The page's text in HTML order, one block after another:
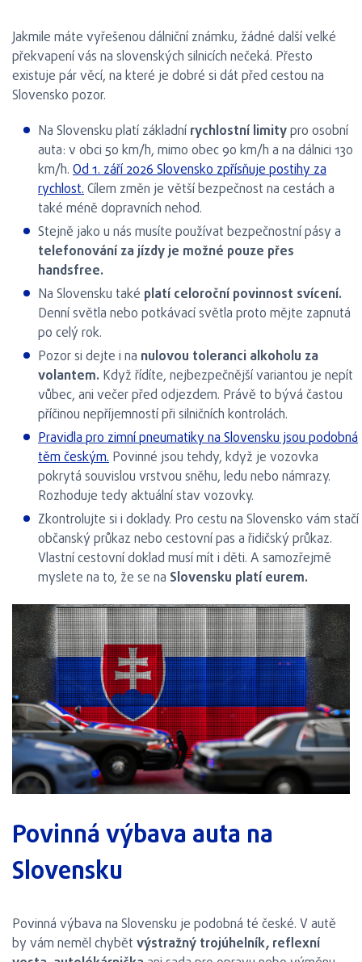
Jakmile máte vyřešenou dálniční známku, žádné další velké
překvapení vás na slovenských silnicích nečeká. Přesto
existuje pár věcí, na které je dobré si dát před cestou na
Slovensko pozor.
Na Slovensku platí základní rychlostní limitypro osobní
auta: v obci 50 km/h, mimo obec 90 km/h a na dálnici 130
km/h. Od 1. září 2026 Slovensko zpřísňuje postihy za
rychlost.Cílem změn je větší bezpečnost na cestách a
také méně dopravních nehod.
Stejně jako u nás musíte používat bezpečnostní pásy a
telefonování za jízdy je možné pouze přes
handsfree.
Na Slovensku také platí celoroční povinnost svícení.
Denní světla nebo potkávací světla proto mějte zapnutá
po celý rok.
Pozor si dejte i na nulovou toleranci alkoholu za
volantem. Když řídíte, nejbezpečnější variantou je nepít
vůbec, ani večer před odjezdem. Právě to bývá častou
příčinou nepříjemností při silničních kontrolách.
Pravidla pro zimní pneumatiky na Slovensku jsou podobná
těm českým. Povinné jsou tehdy, když je vozovka
pokrytá souvislou vrstvou sněhu, ledu nebo námrazy.
Rozhoduje tedy aktuální stav vozovky.
Zkontrolujte si i doklady. Pro cestu na Slovensko vám stačí
občanský průkaz nebo cestovní pas a řidičský průkaz.
Vlastní cestovní doklad musí mít i děti. A samozřejmě
myslete na to, že se na Slovensku platí eurem.
Povinná výbava auta na
Slovensku
Povinná výbava na Slovensku je podobná té české. V autě
by vám neměl chybět výstražný trojúhelník, reflexní